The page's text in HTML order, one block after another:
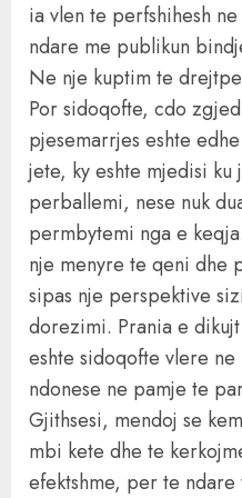
ia vlen te perfshihesh
ndare me publikun
Ne nje kuptim te
Por sidoqofte, cdo
pjesemarrjes eshte
jete, ky eshte mjedisi
perballemi, nese nuk
permbytemi nga e
nje menyre te qeni dhe
sipas nje perspektive
dorezimi. Prania e
eshte sidoqofte vlere
ndonese ne pamje te
Gjithsesi, mendoj se
mbi kete dhe te
efektshme, per te